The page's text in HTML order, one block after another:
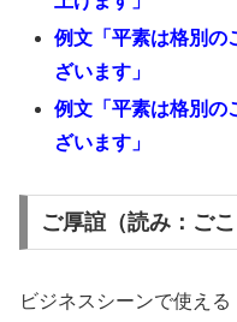
例文「平素は格別の
ざいます」
例文「平素は格別の
ざいます」
ご厚誼（読み：ごこ
ビジネスシーンで使え